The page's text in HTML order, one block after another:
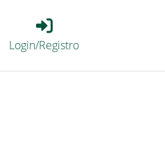
Login_Registro
Login/Registro